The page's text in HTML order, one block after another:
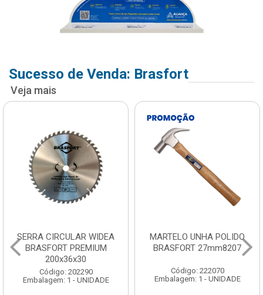
Sucesso de Venda: Brasfort
Veja mais
SERRA CIRCULAR WIDEA
BRASFORT PREMIUM
200x36x30
Código: 202290
Embalagem: 1 - UNIDADE
MARTELO UNHA POLIDO
BRASFORT 27mm8207
Código: 222070
Embalagem: 1 - UNIDADE